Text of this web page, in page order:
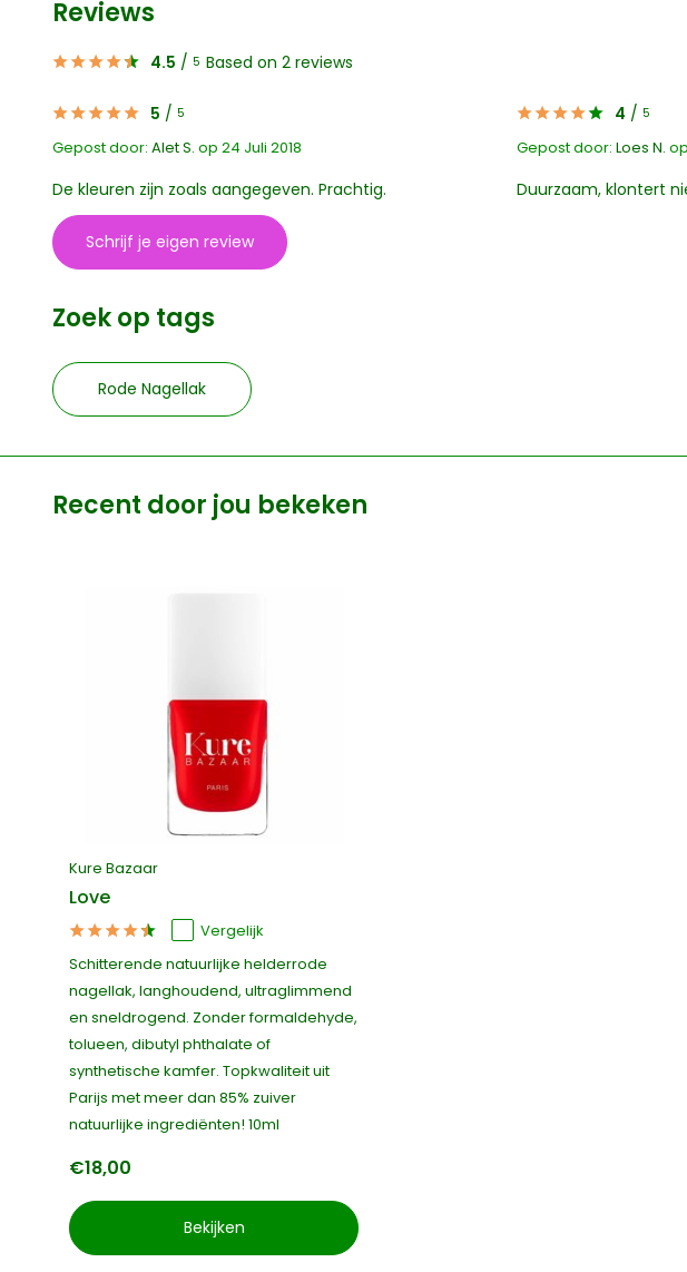
Reviews
4.5 / 5 Based on 2 reviews
5 / 5
Gepost door: Alet S. op 24 Juli 2018
De kleuren zijn zoals aangegeven. Prachtig.
4 / 5
Gepost door: Loes N.
Duurzaam, klontert
Schrijf je eigen review
Zoek op tags
Rode Nagellak
Recent door jou bekeken
Kure Bazaar
Love
Vergelijk
Schitterende natuurlijke helderrode
nagellak, langhoudend, ultraglimmend
en sneldrogend. Zonder formaldehyde,
tolueen, dibutyl phthalate of
synthetische kamfer. Topkwaliteit uit
Parijs met meer dan 85% zuiver
natuurlijke ingrediënten! 10ml
€18,00
Bekijken